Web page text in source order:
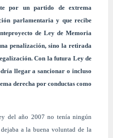
por un partido de extrema
parlamentaria y que recibe
de Ley de Memoria
penalización, sino la retirada
Con la futura Ley de
llegar a sancionar o incluso
derecha por conductas como
del año 2007 no tenía ningún
a la buena voluntad de la